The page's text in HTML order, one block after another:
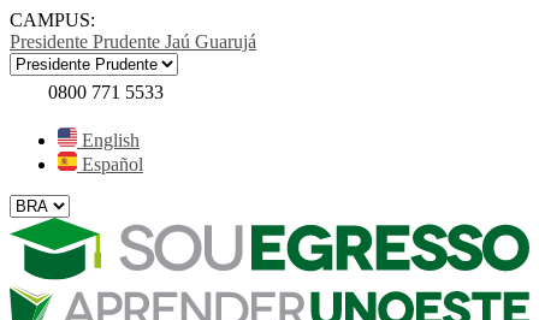
CAMPUS:
Presidente Prudente Jaú Guarujá
0800 771 5533
English
Español